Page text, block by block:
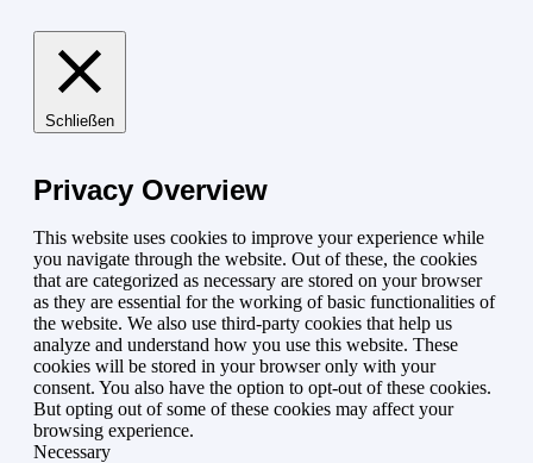
Schließen
Privacy Overview
This website uses cookies to improve your experience while
you navigate through the website. Out of these, the cookies
that are categorized as necessary are stored on your browser
as they are essential for the working of basic functionalities of
the website. We also use third-party cookies that help us
analyze and understand how you use this website. These
cookies will be stored in your browser only with your
consent. You also have the option to opt-out of these cookies.
But opting out of some of these cookies may affect your
browsing experience.
Necessary